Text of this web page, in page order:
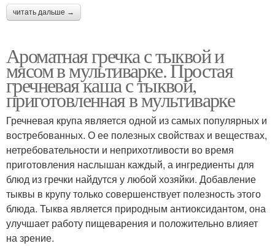
читать дальше →
Ароматная гречка с тыквой и
мясом в мультиварке. Простая
гречневая каша с тыквой,
приготовленная в мультиварке
Гречневая крупа является одной из самых популярных и
востребованных. О ее полезных свойствах и веществах,
нетребовательности и неприхотливости во время
приготовления наслышан каждый, а ингредиенты для
блюд из гречки найдутся у любой хозяйки. Добавление
тыквы в крупу только совершенствует полезность этого
блюда. Тыква является природным антиоксидантом, она
улучшает работу пищеварения и положительно влияет
на зрение.